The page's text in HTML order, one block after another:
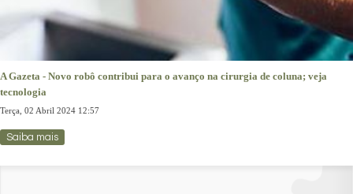
A Gazeta - Novo robô contribui para o avanço na cirurgia de coluna; veja
tecnologia
Terça, 02 Abril 2024 12:57
Saiba mais